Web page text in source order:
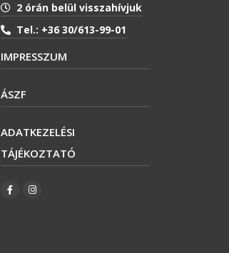
2 órán belül visszahívjuk
Tel.: +36 30/613-99-01
IMPRESSZUM
ÁSZF
ADATKEZELÉSI
TÁJÉKOZTATÓ
F
a
I
n